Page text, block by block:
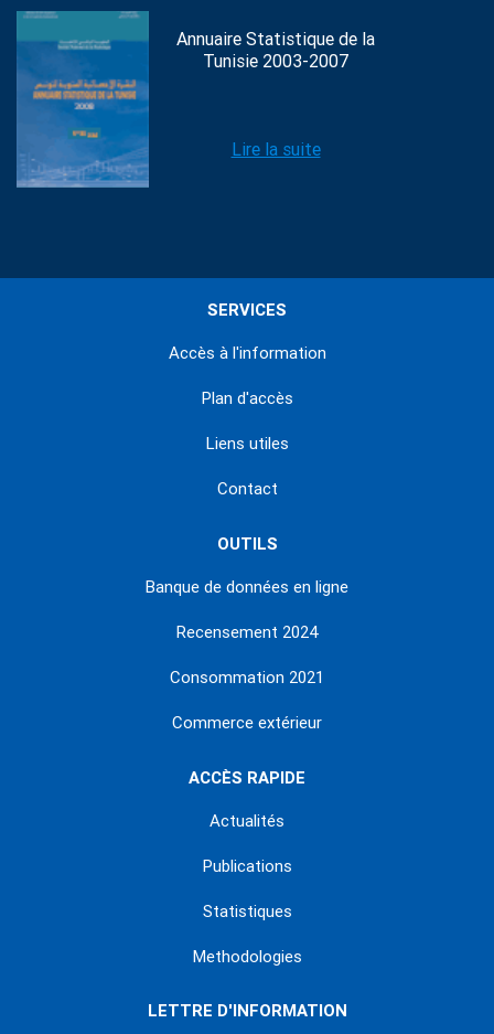
Annuaire Statistique de la
Tunisie 2003-2007
Lire la suite
SERVICES
Accès à l'information
Plan d'accès
Liens utiles
Contact
OUTILS
Banque de données en ligne
Recensement 2024
Consommation 2021
Commerce extérieur
ACCÈS RAPIDE
Actualités
Publications
Statistiques
Methodologies
LETTRE D'INFORMATION